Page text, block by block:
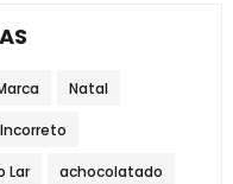
Natal
Lar achocolatado